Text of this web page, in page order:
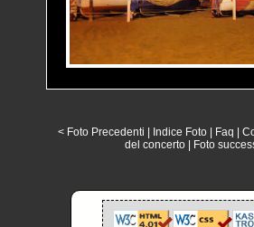
< Foto Precedenti Indice Foto| Faq
del concerto| Foto